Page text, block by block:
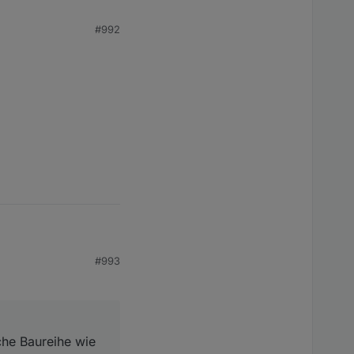
#992
#993
Baureihe wie